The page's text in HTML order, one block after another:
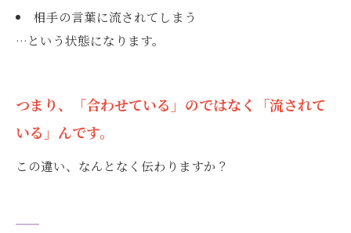
相手の言葉に流されてしまう
…という状態になります。
つまり、「合わせている」のではなく「流されて
いる」んです。
この違い、なんとなく伝わりますか？